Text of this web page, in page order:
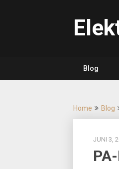
Blog
Home Blog
JUNI 3,